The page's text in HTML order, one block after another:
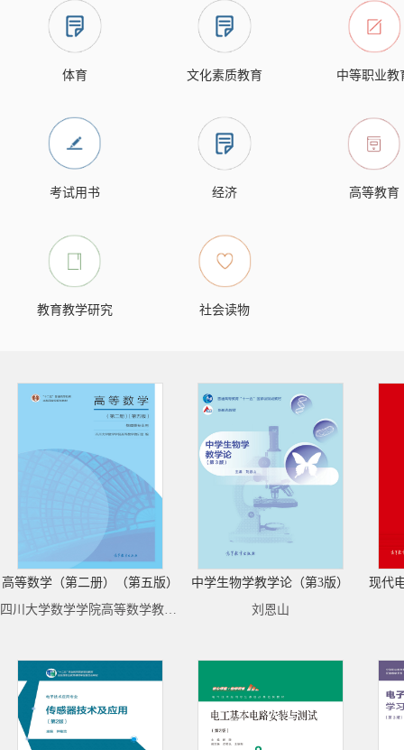
体育 文化素质教育 中等职业教
考试用书 经济 高等教育
教育教学研究 社会读物
高等数学（第二册）（第五版）
四川大学数学学院高等数学教研室
中学生物学教学论（第3版）
刘恩山
现代